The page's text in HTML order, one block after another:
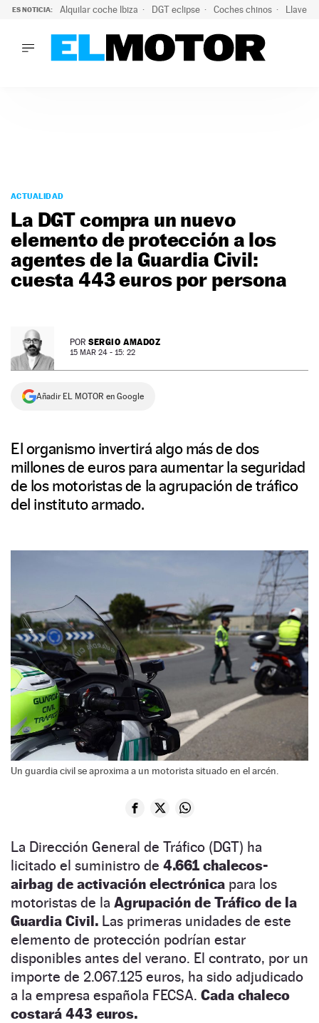
ES NOTICIA: Alquilar coche Ibiza DGT eclipse Coches chinos Llaves
PODCAST
MOTOS
TECNOLOGÍA
MOTORTV
NEWSLETTER
ACTUALIDAD
La DGT compra un nuevo
elemento de protección a los
agentes de la Guardia Civil:
cuesta 443 euros por persona
POR SERGIO AMADOZ
15 MAR 24 - 15: 22
Añadir EL MOTOR en Google
El organismo invertirá algo más de dos
millones de euros para aumentar la seguridad
de los motoristas de la agrupación de tráfico
del instituto armado.
Un guardia civil se aproxima a un motorista situado en el arcén.
La Dirección General de Tráfico (DGT) ha
licitado el suministro de 4.661 chalecos-
airbag de activación electrónica para los
motoristas de la Agrupación de Tráfico de la
Guardia Civil. Las primeras unidades de este
elemento de protección podrían estar
disponibles antes del verano. El contrato, por un
importe de 2.067.125 euros, ha sido adjudicado
a la empresa española FECSA. Cada chaleco
costará 443 euros.